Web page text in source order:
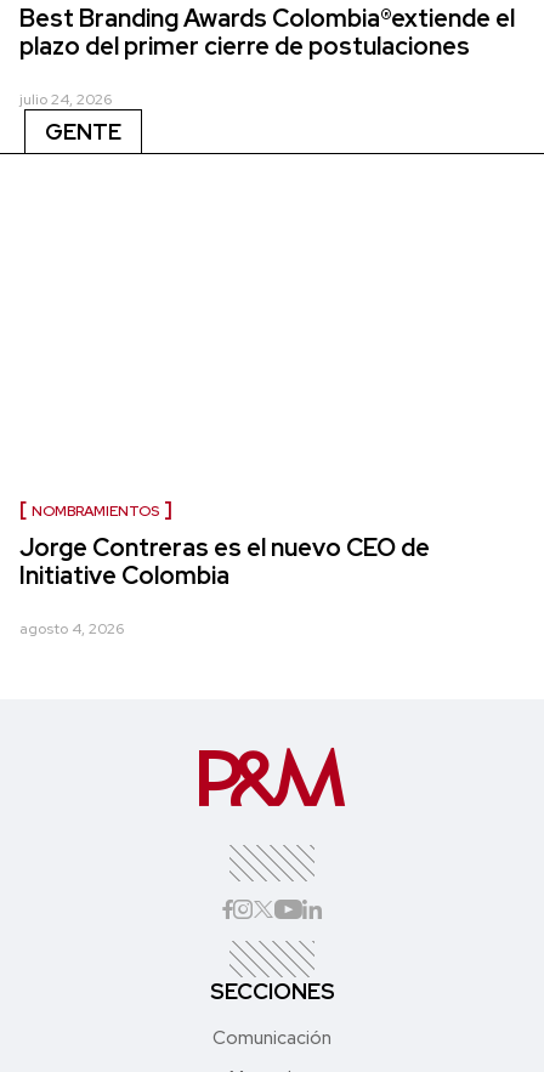
Best Branding Awards Colombia®extiende el
plazo del primer cierre de postulaciones
julio 24, 2026
GENTE
NOMBRAMIENTOS
Jorge Contreras es el nuevo CEO de
Initiative Colombia
agosto 4, 2026
SECCIONES
Comunicación